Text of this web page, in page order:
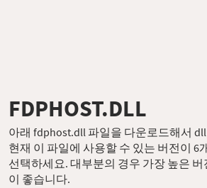
FDPHOST.DLL
아래 fdphost.dll 파일을 다운로드해서
현재 이 파일에 사용할 수 있는 버전이 6
선택하세요. 대부분의 경우 가장 높은
이 좋습니다.